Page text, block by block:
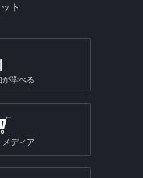
ト
が学べる
メディア